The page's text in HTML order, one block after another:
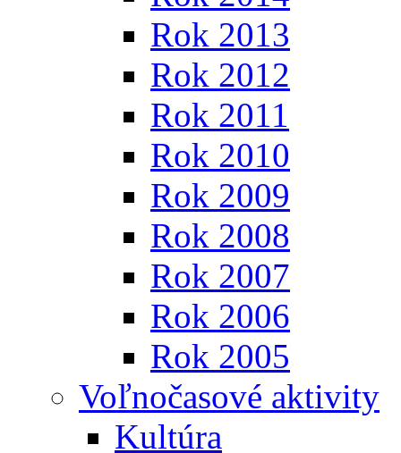
Rok 2013
Rok 2012
Rok 2011
Rok 2010
Rok 2009
Rok 2008
Rok 2007
Rok 2006
Rok 2005
Voľnočasové aktivity
Kultúra